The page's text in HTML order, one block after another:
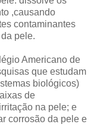
,causando
contaminantes
pele.
Americano de
que estudam
biológicos)
de
na pele; e
corrosão da pele e